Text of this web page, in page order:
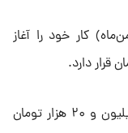
در حالی امروز (چهارشنبه، ۱۰ بهمن‌ماه) کار خود را آغاز
سکه امامی امروز معاملات را با قیمت ۶۱ میلیون و ۲۰ هزار تومان